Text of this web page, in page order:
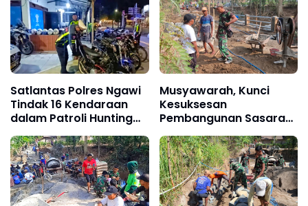
Satlantas Polres Ngawi
Tindak 16 Kendaraan
dalam Patroli Hunting
System
Musyawarah, Kunci
Kesuksesan
Pembangunan Sasaran
Fisik TMMD Ke-129